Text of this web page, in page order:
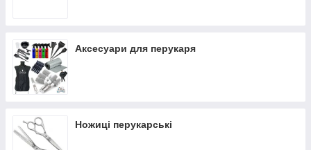
Аксесуари для перукаря
Ножиці перукарські